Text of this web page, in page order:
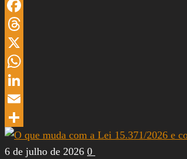
Facebook
Threads
X
WhatsApp
LinkedIn
Email
Share
6 de julho de 2026 0